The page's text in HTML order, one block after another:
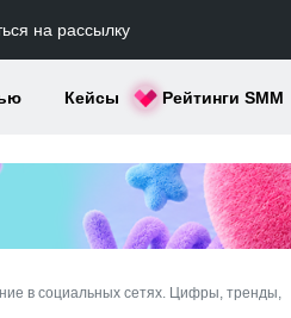
на рассылку
Кейсы Рейтинги SMM
в социальных сетях. Цифры, тренды,